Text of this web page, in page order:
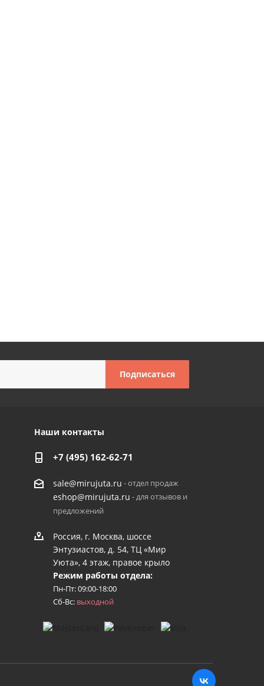
Наши контакты
+7 (495) 162-62-71
sale@mirujuta.ru - отдел продаж
eshop@mirujuta.ru - для отзывов и
предложений
Россия, г. Москва, шоссе
Энтузиастов, д. 54, ТЦ «Мир
Уюта», 4 этаж, правое крыло
Режим работы отдела:
Пн-Пт: 09:00-18:00
Сб-Вс: выходной